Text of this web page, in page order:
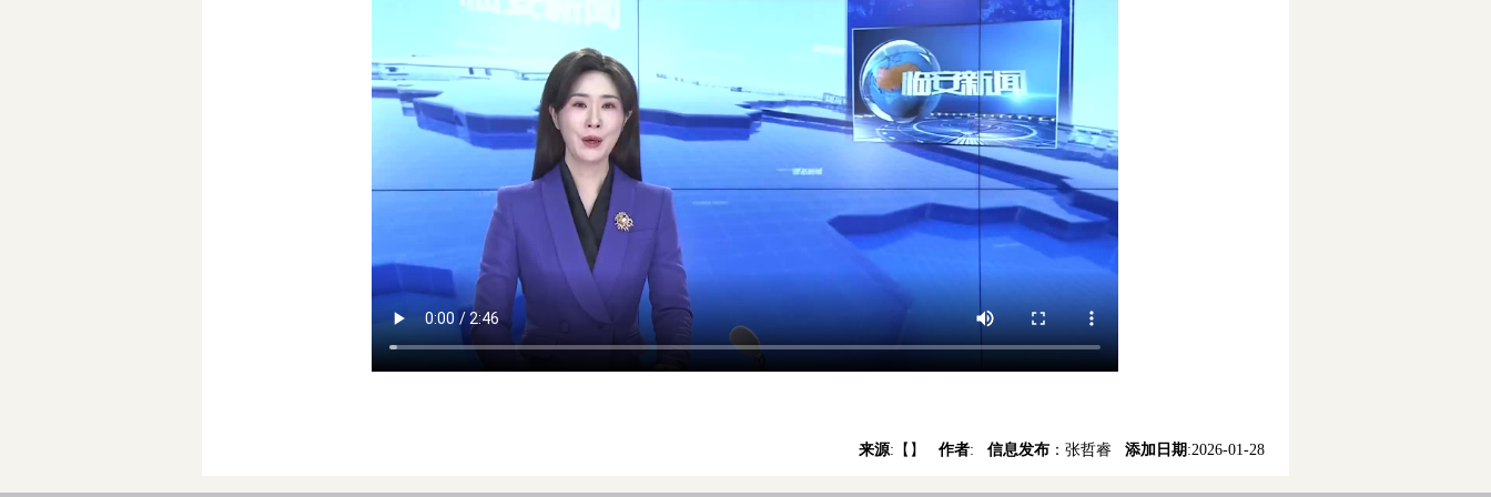
来源:【 】 作者: 信息发布 ：张哲睿 添加日期 :2026-01-28